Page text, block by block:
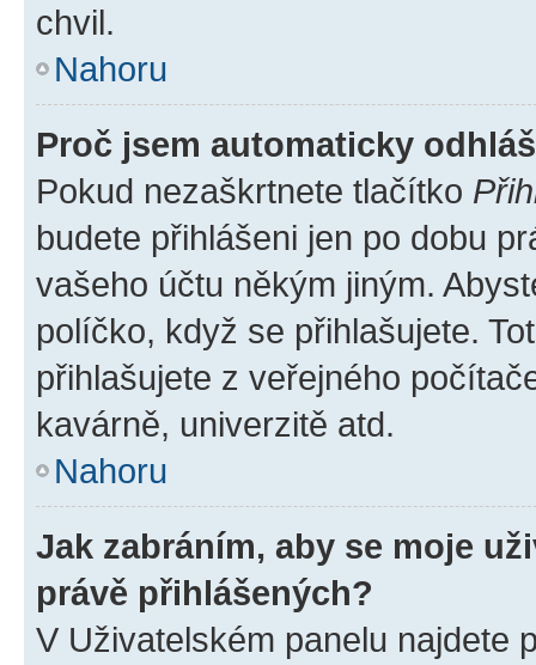
chvil.
Nahoru
Proč jsem automaticky
Pokud nezaškrtnete tlačítko
budete přihlášeni jen po dobu
vašeho účtu někým jiným.
políčko, když se přihlašujete.
přihlašujete z veřejného
kavárně, univerzitě atd.
Nahoru
Jak zabráním, aby se moje
právě přihlášených?
V Uživatelském panelu najdete